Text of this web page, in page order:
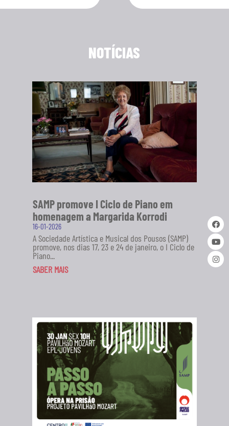
NOTÍCIAS
SAMP promove I Ciclo de Piano em
homenagem a Margarida Korrodi
16-01-2026
A Sociedade Artística e Musical dos Pousos (SAMP)
promove, nos dias 17, 23 e 24 de janeiro, o I Ciclo de
Piano...
SABER MAIS